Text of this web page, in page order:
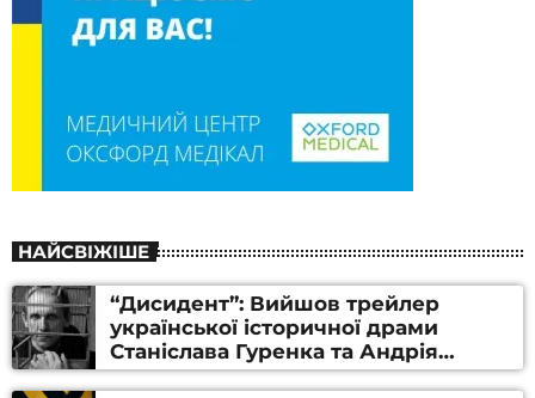
НАЙСВІЖІШЕ
“Дисидент”: Вийшов трейлер
української історичної драми
Станіслава Гуренка та Андрія
Алфьорова (ВІДЕО)